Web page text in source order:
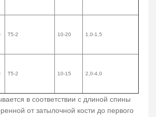
Т5-2 10-20 1,0-1,5
Т5-2 10-15 2,0-4,0
в соответствии с длиной спины
от затылочной кости до первого